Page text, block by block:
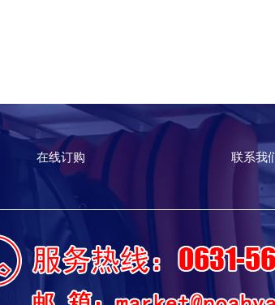
在线订购 联系我